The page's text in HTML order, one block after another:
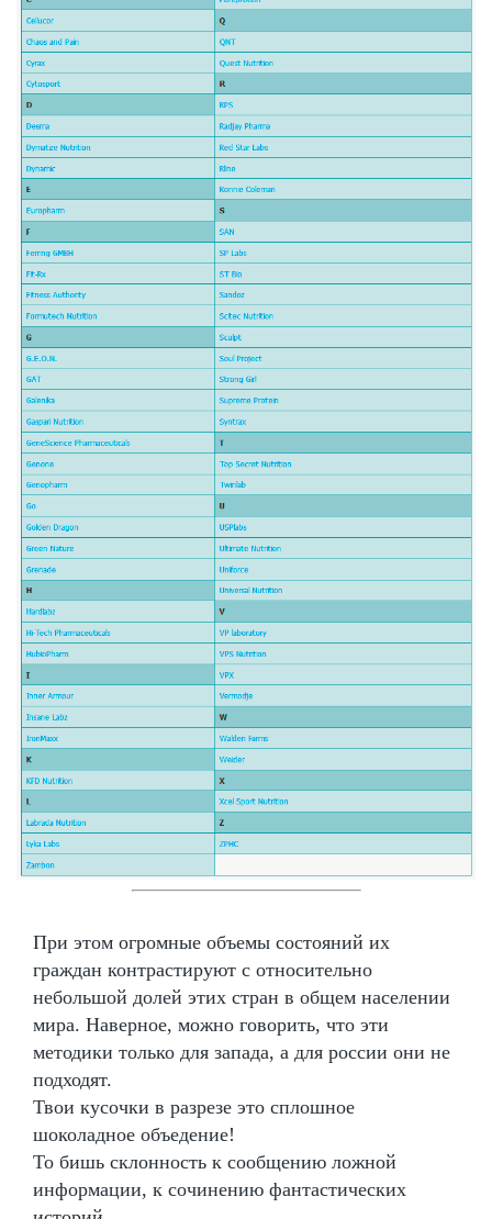
При этом огромные объемы состояний их
граждан контрастируют с относительно
небольшой долей этих стран в общем населении
мира. Наверное, можно говорить, что эти
методики только для запада, а для россии они не
подходят.
Твои кусочки в разрезе это сплошное
шоколадное объедение!
То бишь склонность к сообщению ложной
информации, к сочинению фантастических